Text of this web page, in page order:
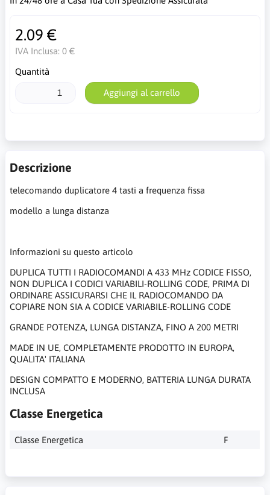
2.09 €
IVA Inclusa: 0 €
Quantità
Aggiungi al carrello
Descrizione
telecomando duplicatore 4 tasti a frequenza fissa
modello a lunga distanza
Informazioni su questo articolo
DUPLICA TUTTI I RADIOCOMANDI A 433 MHz CODICE FISSO,
NON DUPLICA I CODICI VARIABILI-ROLLING CODE, PRIMA DI
ORDINARE ASSICURARSI CHE IL RADIOCOMANDO DA
COPIARE NON SIA A CODICE VARIABILE-ROLLING CODE
GRANDE POTENZA, LUNGA DISTANZA, FINO A 200 METRI
MADE IN UE, COMPLETAMENTE PRODOTTO IN EUROPA,
QUALITA' ITALIANA
DESIGN COMPATTO E MODERNO, BATTERIA LUNGA DURATA
INCLUSA
Classe Energetica
Classe Energetica F